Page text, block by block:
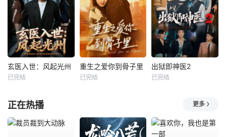
玄医入世：风起光州
已完结
重生之爱你到骨子里
已完结
出狱即神医2
已完结
正在热播 更多